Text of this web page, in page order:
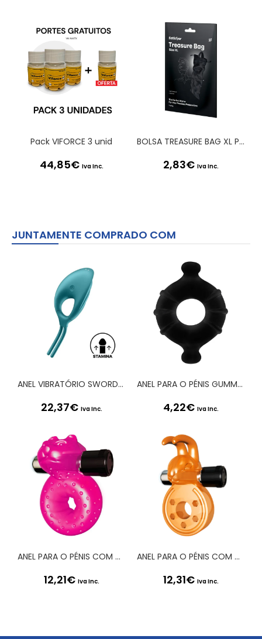
Pack VIFORCE 3 unid
44,85€ Iva Inc.
BOLSA TREASURE BAG XL PRETA SATISFYER
2,83€ Iva Inc.
JUNTAMENTE COMPRADO COM
ANEL VIBRATÓRIO SWORDSMAN SATISFYER VERDE
22,37€ Iva Inc.
ANEL PARA O PÉNIS GUMMY RING GRANDE
4,22€ Iva Inc.
ANEL PARA O PÉNIS COM VIBRAÇÃO SEX PLEASE! MISHA ROSA
12,21€ Iva Inc.
ANEL PARA O PÉNIS COM VIBRAÇÃO SEX PLEASE! BAXTER LARANJA
12,31€ Iva Inc.